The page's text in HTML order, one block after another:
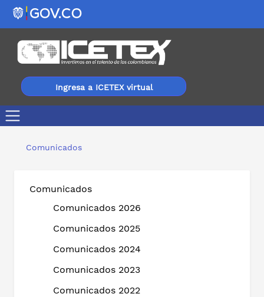
Ingresa a ICETEX virtual
Comunicados
Comunicados
Comunicados 2026
Comunicados 2025
Comunicados 2024
Comunicados 2023
Comunicados 2022